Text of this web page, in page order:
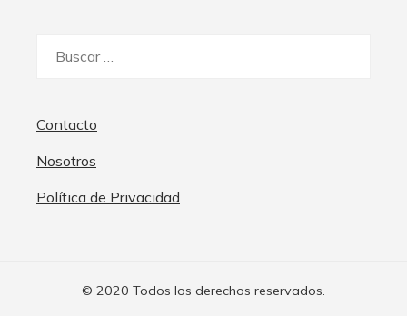
Contacto
Nosotros
Política de Privacidad
© 2020 Todos los derechos reservados.